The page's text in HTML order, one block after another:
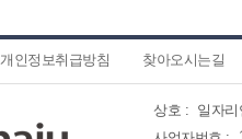
개인정보취급방침 찾아오시는길
상호 : 일자리